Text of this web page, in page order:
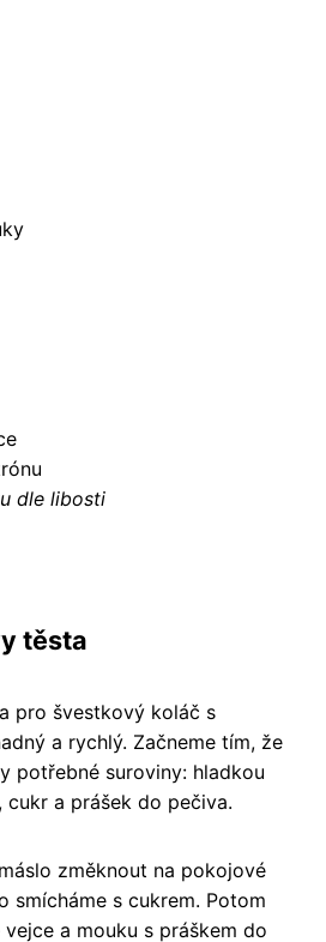
dle libosti
těsta
pro švestkový koláč s
a rychlý. Začneme tím, že
potřebné suroviny: hladkou
cukr a prášek do pečiva.
změknout na pokojové
smícháme s cukrem. Potom
a mouku s práškem do